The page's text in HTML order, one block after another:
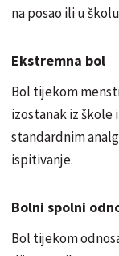
na posao ili u
Ekstremna bol
Bol tijekom
izostanak iz škole
standardnim
ispitivanje.
Bolni spolni
Bol tijekom